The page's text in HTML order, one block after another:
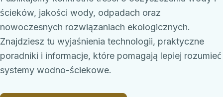
ścieków, jakości wody, odpadach oraz
nowoczesnych rozwiązaniach ekologicznych.
Znajdziesz tu wyjaśnienia technologii, praktyczne
poradniki i informacje, które pomagają lepiej rozumieć
systemy wodno-ściekowe.